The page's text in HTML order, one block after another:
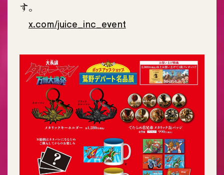
す。
x.com/juice_inc_event